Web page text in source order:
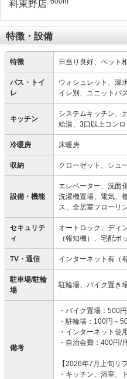
特徴・設備
特徴 日当り良好、ペット
バス・トイ
レ
ウォシュレット、温
イレ別、ユニットバ
キッチン
システムキッチン、
給湯、3口以上コン
冷暖房 床暖房
収納 クローゼット、シュ
設備・機能
エレベーター、洗面
洗濯機置場、電気、
ス、全居室フローリ
セキュリテ
ィ
オートロック、ディ
（報知機）、宅配ボ
TV・通信 インターネット有（
駐車場/駐輪
場
駐輪場、バイク置き
備考
・バイク置場：500
・駐輪場：100円～
・インターネット使
・自治会費：400円/月
【2026年7月上旬リ
・キッチン、浴室、